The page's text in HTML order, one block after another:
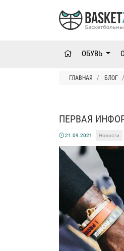
ОБУВЬ
ГЛАВНАЯ БЛОГ
ПЕРВАЯ
21.09.2021 Новости